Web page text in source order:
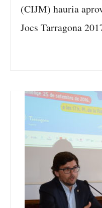
(CIJM) hauria
Jocs Tarragona